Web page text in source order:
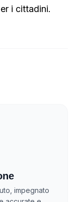
i cittadini.
impegnato